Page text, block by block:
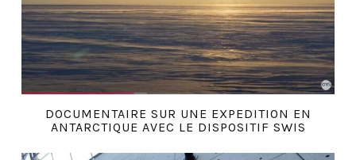
DOCUMENTAIRE SUR UNE EXPEDITION EN
ANTARCTIQUE AVEC LE DISPOSITIF SWIS